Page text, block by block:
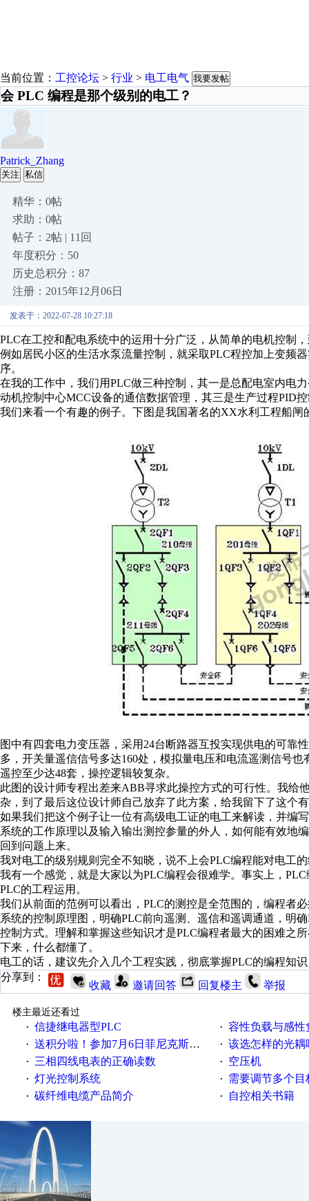
当前位置： 工控论坛 > 行业 > 电工电气 我要发帖
会 PLC 编程是那个级别的电工？
Patrick_Zhang
关注 私信
精华：0帖
求助：0帖
帖子：2帖 | 11回
年度积分：50
历史总积分：87
注册：2015年12月06日
发表于：2022-07-28 10:27:18
PLC在工控和配电系统中的运用十分广泛，从简单的电机控制
例如居民小区的生活水泵流量控制，就采取PLC程控加上变频
序。
在我的工作中，我们用PLC做三种控制，其一是总配电室内电
动机控制中心MCC设备的通信数据管理，其三是生产过程PID
我们来看一个有趣的例子。下图是我国著名的XX水利工程船闸
图中有四套电力变压器，采用 24台断路器互投实现供电的可靠
多，开关量遥信信号多达160处，模拟量电压和电流遥测信号也
遥控至少达48套，操控逻辑较复杂。
此图的设计师专程出差来ABB寻求此操控方式的可行性。我给
杂，到了最后这位设计师自己放弃了此方案，给我留下了这个
如果我们把这个例子让一位有高级电工证的电工来解读，并编
系统的工作原理以及输入输出测控参量的外人，如何能有效地
回到问题上来。
我对电工的级别规则完全不知晓，说不上会PLC编程能对电工
我有一个感觉，就是大家以为PLC编程会很难学。事实上，
PLC的工程运用。
我们从前面的范例可以看出，PLC的测控是全范围的，编程者
系统的控制原理图，明确PLC前向遥测、遥信和遥调通道，明
控制方式。理解和掌握这些知识才是PLC编程者最大的困难之
下来，什么都懂了。
电工的话，建议先介入几个工程实践，彻底掌握PLC的编程知
分享到：
收藏 邀请回答 回复楼主 举报
楼主最近还看过
· 信捷继电器型PLC · 容性负载与感性负
· 送积分啦！参加7月6日菲尼克斯在线研讨会即得 · 该选怎样的光耦
· 三相四线电表的正确读数 · 空压机
· 灯光控制系统 · 需要调节多个目标
· 碳纤维电缆产品简介 · 自控相关书籍